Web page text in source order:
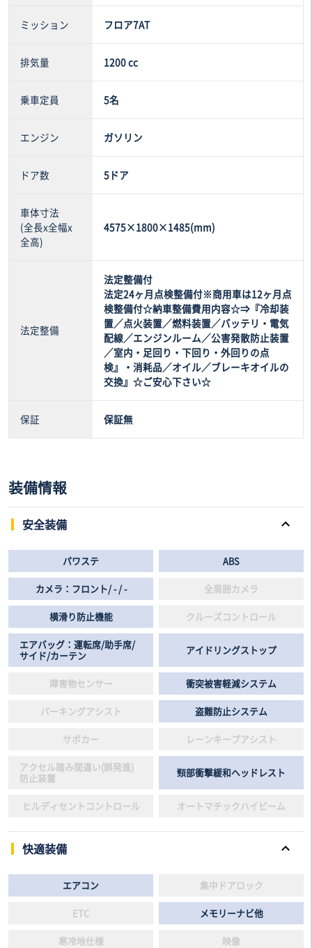
ミッション フロア7AT
排気量 1200 cc
乗車定員 5名
エンジン ガソリン
ドア数 5ドア
車体寸法
(全長x全幅x
全高)
4575×1800×1485(mm)
法定整備
法定整備付
法定24ヶ月点検整備付※商用車は12ヶ月点
検整備付☆納車整備費用内容☆⇒『冷却装
置／点火装置／燃料装置／バッテリ・電気
配線／エンジンルーム／公害発散防止装置
／室内・足回り・下回り・外回りの点
検』・消耗品／オイル／ブレーキオイルの
交換』☆ご安心下さい☆
保証 保証無
装備情報
安全装備
パワステ ABS
カメラ：フロント/ - / - 全周囲カメラ
横滑り防止機能 クルーズコントロール
エアバッグ：運転席/助手席/
サイド/カーテン
アイドリングストップ
障害物センサー 衝突被害軽減システム
パーキングアシスト 盗難防止システム
サポカー レーンキープアシスト
アクセル踏み間違い(誤発進)
防止装置
頸部衝撃緩和ヘッドレスト
ヒルディセントコントロール オートマチックハイビーム
快適装備
エアコン 集中ドアロック
ETC メモリーナビ他
寒冷地仕様 映像